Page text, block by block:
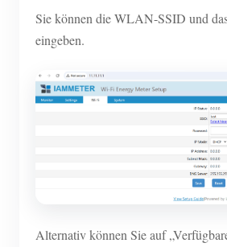
Sie können die WLAN-SSID und
eingeben.
Alternativ können Sie auf